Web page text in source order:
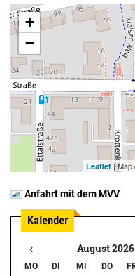
+
−
Leaflet |
Anfahrt mit dem MVV
‹ August 2026
MO DI MI DO